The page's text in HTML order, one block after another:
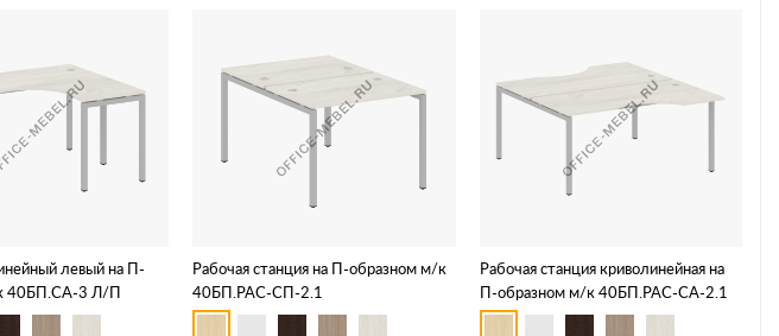
левый на П-
40БП.СА-3 Л/П
Рабочая станция на П-образном м/к
40БП.РАС-СП-2.1
Рабочая станция криволинейная на
П-образном м/к 40БП.РАС-СА-2.1